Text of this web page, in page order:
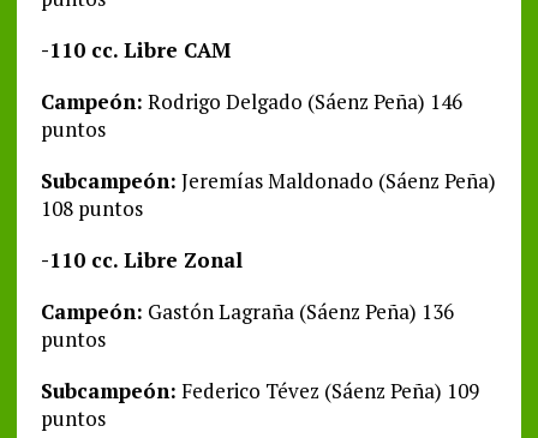
-110 cc. Libre CAM
Campeón: Rodrigo Delgado (Sáenz Peña) 146
puntos
Subcampeón: Jeremías Maldonado (Sáenz Peña)
108 puntos
-110 cc. Libre Zonal
Campeón: Gastón Lagraña (Sáenz Peña) 136
puntos
Subcampeón: Federico Tévez (Sáenz Peña) 109
puntos